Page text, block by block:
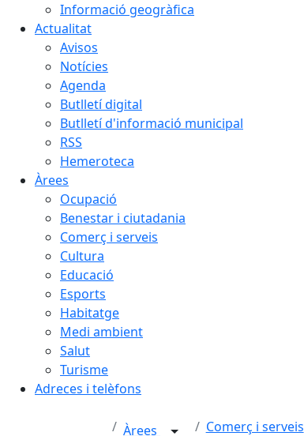
Informació geogràfica
Actualitat
Avisos
Notícies
Agenda
Butlletí digital
Butlletí d'informació municipal
RSS
Hemeroteca
Àrees
Ocupació
Benestar i ciutadania
Comerç i serveis
Cultura
Educació
Esports
Habitatge
Medi ambient
Salut
Turisme
Adreces i telèfons
Àrees Comerç i serveis